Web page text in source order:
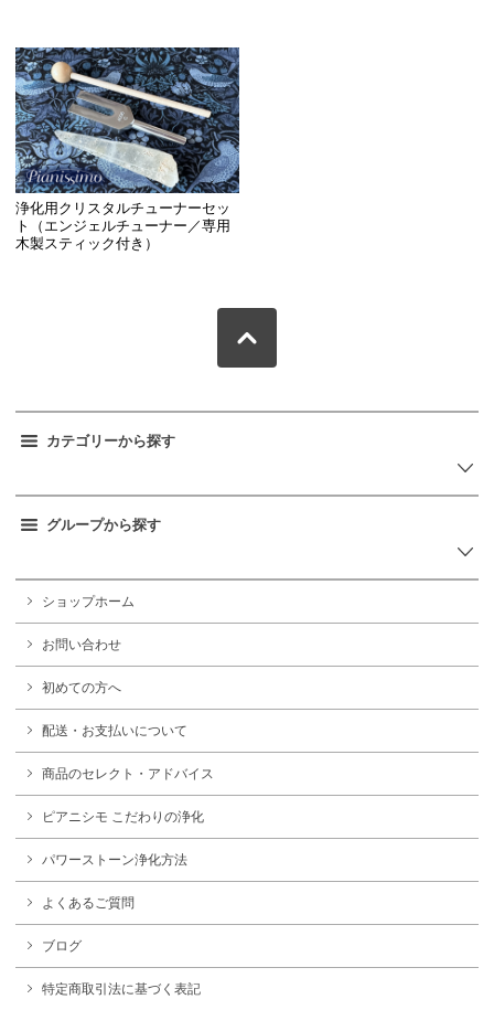
浄化用クリスタルチューナーセッ
ト（エンジェルチューナー／専用
木製スティック付き）
カテゴリーから探す
グループから探す
ショップホーム
お問い合わせ
初めての方へ
配送・お支払いについて
商品のセレクト・アドバイス
ピアニシモ こだわりの浄化
パワーストーン浄化方法
よくあるご質問
ブログ
特定商取引法に基づく表記